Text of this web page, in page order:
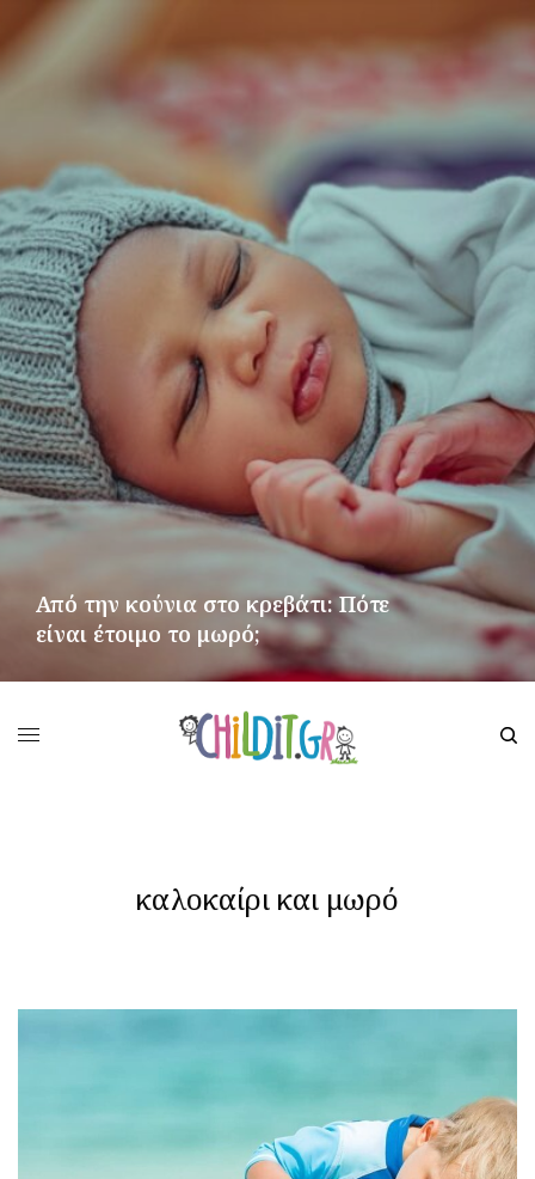
Από την κούνια στο κρεβάτι: Πότε
είναι έτοιμο το μωρό;
καλοκαίρι και μωρό